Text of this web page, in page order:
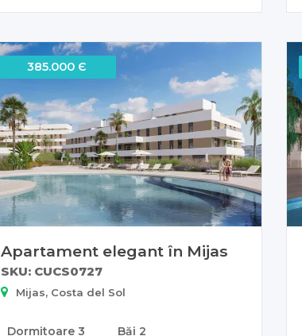
385.000 Є
Apartament elegant în Mijas
SKU: CUCS0727
Mijas, Costa del Sol
Dormitoare 3 Băi 2